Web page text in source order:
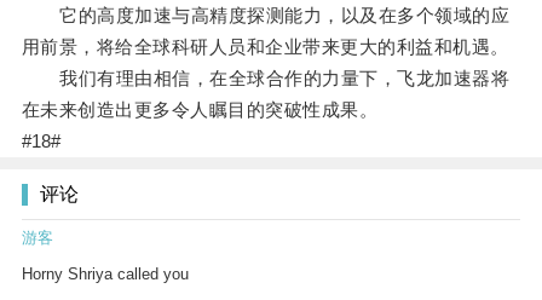
它的高度加速与高精度探测能力，以及在多个领域的应
用前景，将给全球科研人员和企业带来更大的利益和机遇。
我们有理由相信，在全球合作的力量下，飞龙加速器将
在未来创造出更多令人瞩目的突破性成果。
#18#
评论
游客
Horny Shriya called you